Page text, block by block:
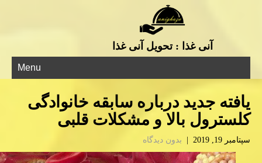
آنی غذا : تحویل آنی غذا
Menu
یافته جدید درباره سابقه خانوادگی
كلسترول بالا و مشكلات قلبی
سپتامبر 19, 2019 | بدون دیدگاه